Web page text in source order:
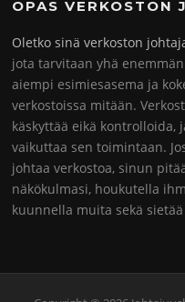
OPAS VERKOSTON
Oletko sinä verkoston
jota tarvitaan yhä
aiempi esimiesasema ja
verkostoissa mitään.
käskyttää eikä kontrolloida,
vaikuttaa sen toimintaan.
johtaa verkostoa, sinun
näkökulmasi, houkutella
kuunnella muita sekä